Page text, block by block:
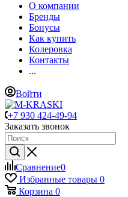
О компании
Бренды
Бонусы
Как купить
Колеровка
Контакты
...
Войти
+7 930 424-49-94
Заказать звонок
Сравнение0
Избранные товары 0
Корзина 0